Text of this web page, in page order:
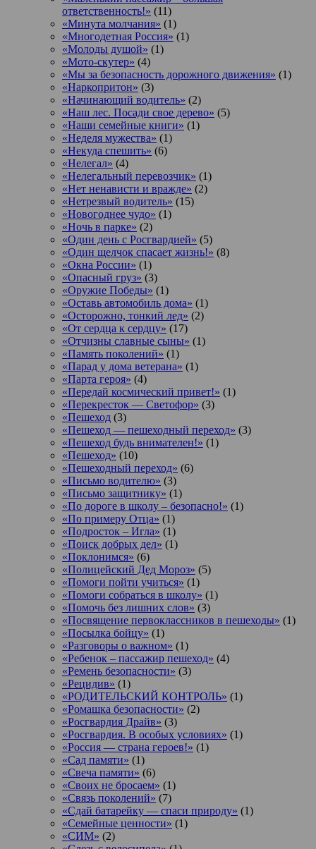
ответственность!» (11)
«Минута молчания» (1)
«Многодетная Россия» (1)
«Молоды душой» (1)
«Мото-скутер» (4)
«Мы за безопасность дорожного движения» (1)
«Наркопритон» (3)
«Начинающий водитель» (2)
«Наш лес. Посади свое дерево» (5)
«Наши семейные книги» (1)
«Неделя мужества» (1)
«Некуда спешить» (6)
«Нелегал» (4)
«Нелегальный перевозчик» (1)
«Нет ненависти и вражде» (2)
«Нетрезвый водитель» (15)
«Новогоднее чудо» (1)
«Ночь в парке» (2)
«Один день с Росгвардией» (5)
«Один щелчок спасает жизнь!» (8)
«Окна России» (1)
«Опасный груз» (3)
«Оружие Победы» (1)
«Оставь автомобиль дома» (1)
«Осторожно, тонкий лед» (2)
«От сердца к сердцу» (17)
«Отчизны славные сыны» (1)
«Память поколений» (1)
«Парад у дома ветерана» (1)
«Парта героя» (4)
«Передай космический привет!» (1)
«Перекресток — Светофор» (3)
«Пешеход (3)
«Пешеход — пешеходный переход» (3)
«Пешеход будь внимателен!» (1)
«Пешеход» (10)
«Пешеходный переход» (6)
«Письмо водителю» (3)
«Письмо защитнику» (1)
«По дороге в школу – безопасно!» (1)
«По примеру Отца» (1)
«Подросток ‒ Игла» (1)
«Поиск добрых дел» (1)
«Поклонимся» (6)
«Полицейский Дед Мороз» (5)
«Помоги пойти учиться» (1)
«Помоги собраться в школу» (1)
«Помочь без лишних слов» (3)
«Посвящение первоклассников в пешеходы» (1)
«Посылка бойцу» (1)
«Разговоры о важном» (1)
«Ребенок – пассажир пешеход» (4)
«Ремень безопасности» (3)
«Рецидив» (1)
«РОДИТЕЛЬСКИЙ КОНТРОЛЬ» (1)
«Ромашка безопасности» (2)
«Росгвардия Драйв» (3)
«Росгвардия. В особых условиях» (1)
«Россия — страна героев!» (1)
«Сад памяти» (1)
«Свеча памяти» (6)
«Своих не бросаем» (1)
«Связь поколений» (7)
«Сдай батарейку — спаси природу» (1)
«Семейные ценности» (1)
«СИМ» (2)